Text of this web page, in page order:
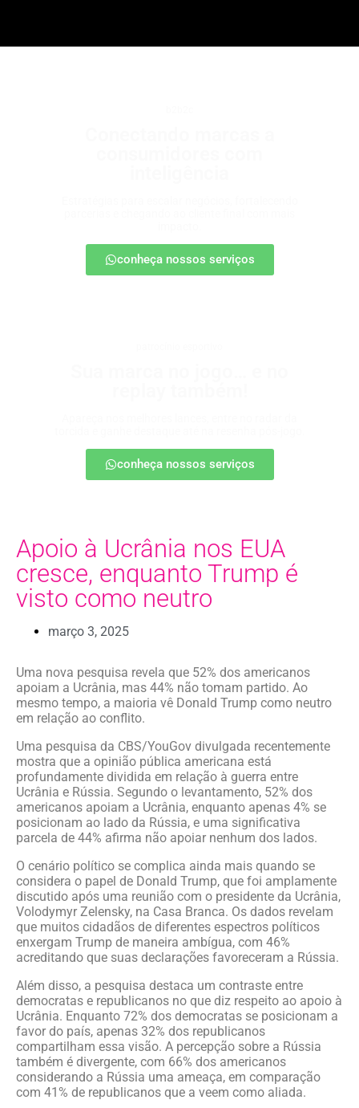
conheça nossos serviços
conheça nossos serviços
Apoio à Ucrânia nos EUA
cresce, enquanto Trump é
visto como neutro
março 3, 2025
Uma nova pesquisa revela que 52% dos americanos
apoiam a Ucrânia, mas 44% não tomam partido. Ao
mesmo tempo, a maioria vê Donald Trump como neutro
em relação ao conflito.
Uma pesquisa da CBS/YouGov divulgada recentemente
mostra que a opinião pública americana está
profundamente dividida em relação à guerra entre
Ucrânia e Rússia. Segundo o levantamento, 52% dos
americanos apoiam a Ucrânia, enquanto apenas 4% se
posicionam ao lado da Rússia, e uma significativa
parcela de 44% afirma não apoiar nenhum dos lados.
O cenário político se complica ainda mais quando se
considera o papel de Donald Trump, que foi amplamente
discutido após uma reunião com o presidente da Ucrânia,
Volodymyr Zelensky, na Casa Branca. Os dados revelam
que muitos cidadãos de diferentes espectros políticos
enxergam Trump de maneira ambígua, com 46%
acreditando que suas declarações favoreceram a Rússia.
Além disso, a pesquisa destaca um contraste entre
democratas e republicanos no que diz respeito ao apoio à
Ucrânia. Enquanto 72% dos democratas se posicionam a
favor do país, apenas 32% dos republicanos
compartilham essa visão. A percepção sobre a Rússia
também é divergente, com 66% dos americanos
considerando a Rússia uma ameaça, em comparação
com 41% de republicanos que a veem como aliada.